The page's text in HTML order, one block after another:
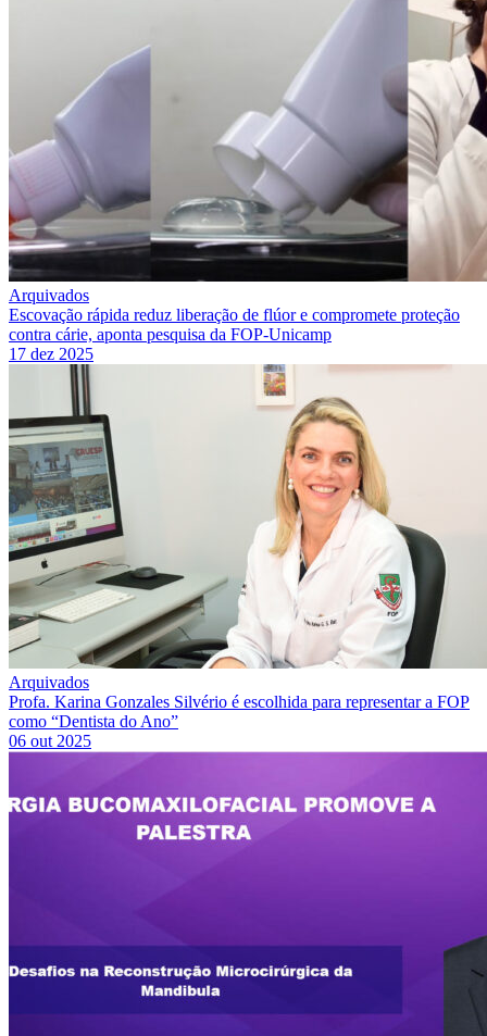
Arquivados
Escovação rápida reduz liberação de flúor e compromete proteção
contra cárie, aponta pesquisa da FOP-Unicamp
17 dez 2025
Arquivados
Profa. Karina Gonzales Silvério é escolhida para representar a FOP
como “Dentista do Ano”
06 out 2025